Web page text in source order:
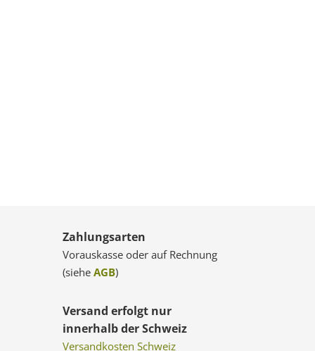
Zahlungsarten
Vorauskasse oder auf Rechnung
(sieheAGB)
Versand erfolgt nur
innerhalb der Schweiz
Versandkosten Schweiz